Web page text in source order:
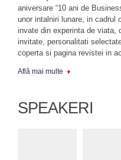
aniversare “10 ani de
unor intalniri lunare, in cadrul
invate din experinta de viata,
invitate, personalitati
coperta si pagina revistei in
Află mai multe
SPEAKERI